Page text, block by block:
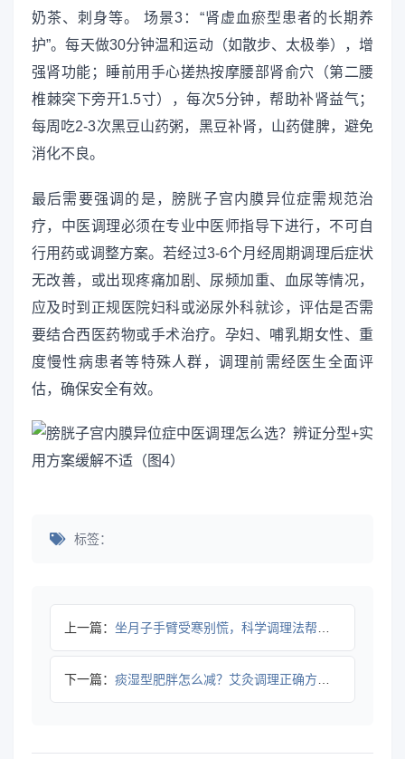
奶茶、刺身等。 场景3：“肾虚血瘀型患者的长期养
护”。每天做30分钟温和运动（如散步、太极拳），增
强肾功能；睡前用手心搓热按摩腰部肾俞穴（第二腰
椎棘突下旁开1.5寸），每次5分钟，帮助补肾益气；
每周吃2-3次黑豆山药粥，黑豆补肾，山药健脾，避免
消化不良。
最后需要强调的是，膀胱子宫内膜异位症需规范治
疗，中医调理必须在专业中医师指导下进行，不可自
行用药或调整方案。若经过3-6个月经周期调理后症状
无改善，或出现疼痛加剧、尿频加重、血尿等情况，
应及时到正规医院妇科或泌尿外科就诊，评估是否需
要结合西医药物或手术治疗。孕妇、哺乳期女性、重
度慢性病患者等特殊人群，调理前需经医生全面评
估，确保安全有效。
标签：
上一篇： 坐月子手臂受寒别慌，科学调理法帮你缓解不适
下一篇： 痰湿型肥胖怎么减？艾灸调理正确方法全解析